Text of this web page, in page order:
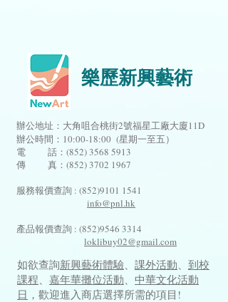
樂歷新興藝術
辦公地址：大角咀合桃街2號福星工廠大廈11D
辦公時間：10:00-18:00 (星期一至五）
電 話：(852)3568 5913
傳 真：(852) 3702 1967
服務報價查詢 : (852)9101 1541
info@pnl.hk
產品報價查詢 : (852)9546 3314
loklibuy02@gmail.com
如欲查詢新興藝術體驗、 課外活動、 到校
課程、 嘉年華攤位活動、 中華文化活動
日 ，歡迎進入商店選擇所需的項目!